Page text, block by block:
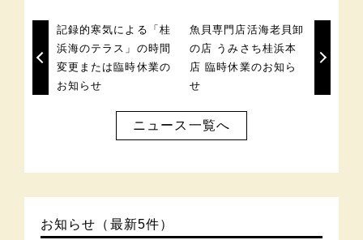
記録的寒気による「桂
浜海のテラス」の時間
変更または臨時休業の
お知らせ
魚貝専門店活海老貝卸
の店 うみさち桂浜本
店 臨時休業のお知ら
せ
ニュース一覧へ
お知らせ（最新5件）